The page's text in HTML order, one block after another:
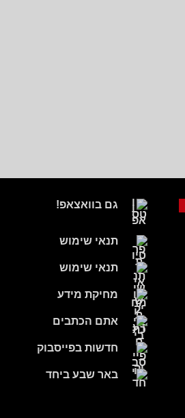
גם בוואצאפ!
תנאי שימוש
תנאי שימוש
מחיקת מידע
אתם הכתבים
חדשות בפייסבוק
באר שבע ביחד